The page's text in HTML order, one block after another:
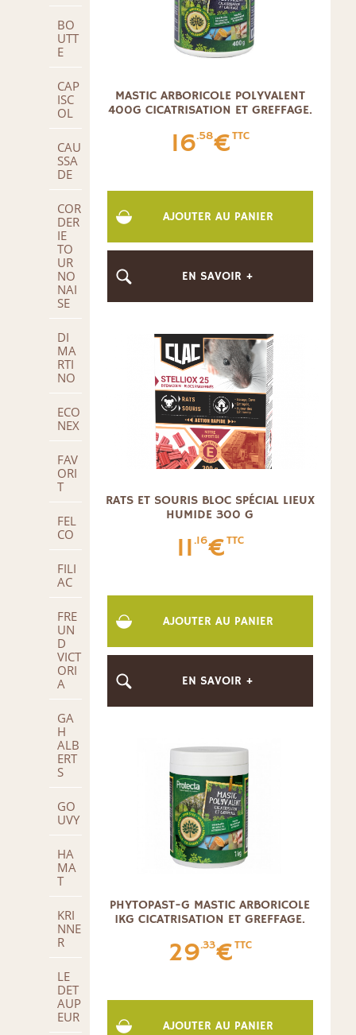
BO
UTT
E
CAP
ISC
OL
CAU
SSA
DE
COR
DER
IE
TO
UR
NO
NAI
SE
DI
MA
RTI
NO
ECO
NEX
FAV
ORI
T
FEL
CO
FILI
AC
FRE
UN
D
VICT
ORI
A
GA
H
ALB
ERT
S
GO
UVY
HA
MA
T
KRI
NNE
R
LE
DET
AUP
EUR
MASTIC ARBORICOLE POLYVALENT
400G CICATRISATION ET GREFFAGE.
16.58€TTC
AJOUTER AU PANIER
EN SAVOIR +
RATS ET SOURIS BLOC SPÉCIAL LIEUX
HUMIDE 300 G
11.16€TTC
AJOUTER AU PANIER
EN SAVOIR +
PHYTOPAST-G MASTIC ARBORICOLE
1KG CICATRISATION ET GREFFAGE.
29.33€TTC
AJOUTER AU PANIER